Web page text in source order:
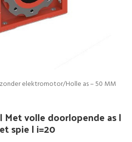
elektromotor/Holle as – 50 MM
volle doorlopende as |
spie | i=20